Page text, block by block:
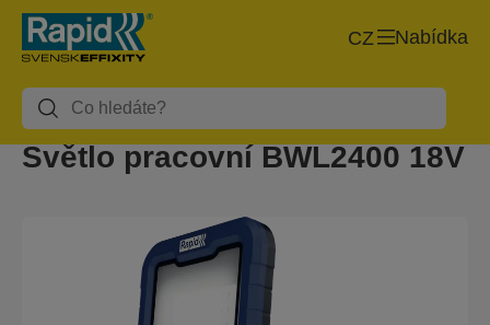
Nabídka
CZ
Světlo pracovní BWL2400 18V